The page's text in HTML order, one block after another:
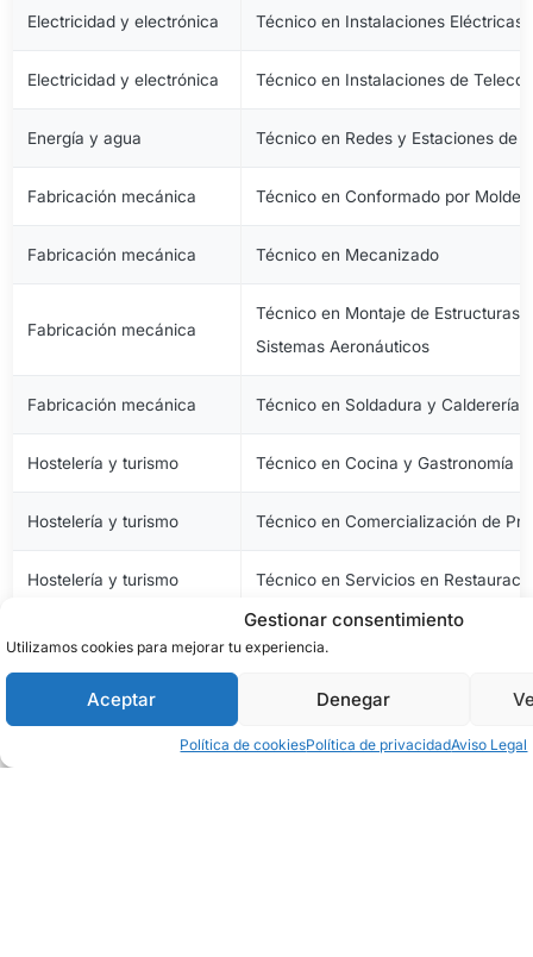
Gestionar consentimiento
Utilizamos cookies para mejorar tu experiencia.
Aceptar Denegar
Política de cookiesPolítica de privacidadAviso Legal
Electricidad y electrónica Técnico en Instalaciones Eléctricas
Electricidad y electrónica Técnico en Instalaciones de
Energía y agua Técnico en Redes y Estaciones de
Fabricación mecánica Técnico en Conformado por
Fabricación mecánica Técnico en Mecanizado
Fabricación mecánica
Técnico en Montaje de Estructuras
Sistemas Aeronáuticos
Fabricación mecánica Técnico en Soldadura y Calderería
Hostelería y turismo Técnico en Cocina y Gastronomía
Hostelería y turismo Técnico en Comercialización de
Hostelería y turismo Técnico en Servicios en
Imagen personal Técnico en Estética y Belleza
Imagen personal Técnico en Peluquería y Cosmética
Técnico en Vídeo Disc-Jockey y